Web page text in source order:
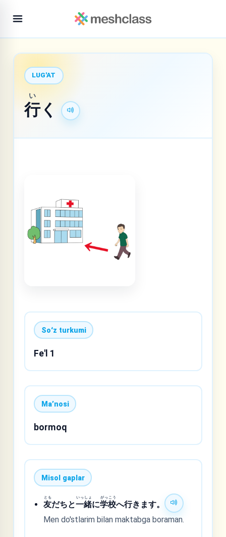
LUG'AT
行
い
く
Soʻz turkumi
Fe'l 1
Maʼnosi
bormoq
Misol gaplar
友
とも
だちと一緒
いっしょ
に学校
がっこう
へ行きます。
Men do'stlarim bilan maktabga boraman.